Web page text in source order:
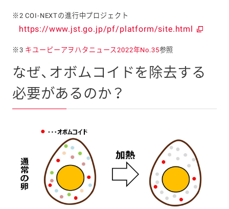
※2 COI-NEXTの進行中プロジェクト
https://www.jst.go.jp/pf/platform/site.html
※3 キユーピーアヲハタニュース2022年No.35参照
なぜ、オボムコイドを除去する
必要があるのか？